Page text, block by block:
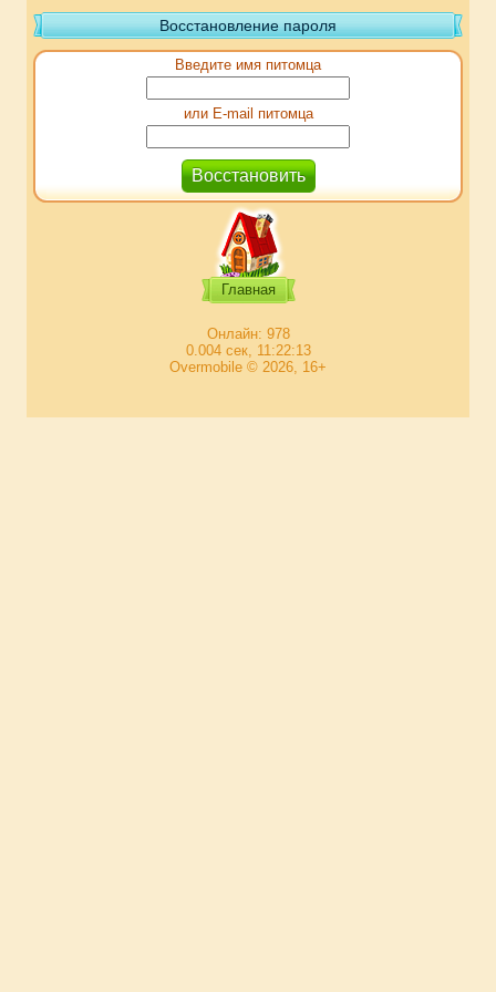
Восстановление пароля
Введите имя питомца
или E-mail питомца
Главная
Онлайн: 978
0.004 сек, 11:22:13
Overmobile © 2026, 16+